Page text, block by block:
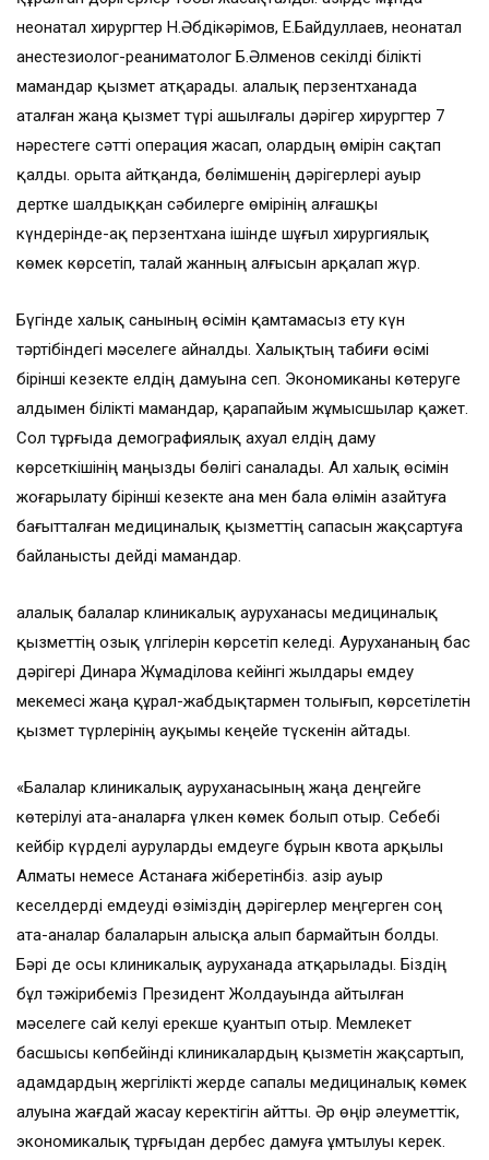
неонатал хирургтер Н.Әбдікәрімов, Е.Байдуллаев, неонатал
анестезиолог-реаниматолог Б.Әлменов секілді білікті
мамандар қызмет атқарады. Қалалық перзентханада
аталған жаңа қызмет түрі ашылғалы дәрігер хирургтер 7
нәрестеге сәтті операция жасап, олардың өмірін сақтап
қалды. Қорыта айтқанда, бөлімшенің дәрігерлері ауыр
дертке шалдыққан сәбилерге өмірінің алғашқы
күндерінде-ақ перзентхана ішінде шұғыл хирургиялық
көмек көрсетіп, талай жанның алғысын арқалап жүр.
Бүгінде халық санының өсімін қамта­масыз ету күн
тәртібіндегі мәселеге айнал­ды. Халықтың табиғи өсімі
бірінші кезекте елдің дамуына сеп. Экономиканы көтеруге
алдымен білікті мамандар, қара­пайым жұмысшылар қажет.
Сол тұрғы­да демографиялық ахуал елдің даму
көрсеткішінің маңызды бөлігі саналады. Ал халық өсімін
жоғарылату бірінші ке­зекте ана мен бала өлімін азайтуға
бағыт­талған медициналық қызметтің сапасын жақсартуға
байланысты дейді мамандар.
Қалалық балалар клиникалық ауруханасы медициналық
қызметтің озық үлгілерін көрсетіп келеді. Аурухананың бас
дәрігері Динара Жұмаділова кейінгі жылдары емдеу
мекемесі жаңа құрал-жабдықтармен толығып, көрсетілетін
қызмет түрлерінің ауқымы кеңейе түскенін айтады.
«Балалар клиникалық ауруханасының жаңа деңгейге
көтерілуі ата-аналарға үлкен көмек болып отыр. Себебі
кейбір күрделі ауруларды емдеуге бұрын квота арқылы
Алматы немесе Астанаға жіберетінбіз. Қазір ауыр
кеселдерді емдеуді өзіміздің дәрігерлер меңгерген соң
ата-аналар балаларын алысқа алып бармайтын болды.
Бәрі де осы клиникалық ауруханада атқарылады. Біздің
бұл тәжірибеміз Президент Жол­дауында айтылған
мәселеге сай келуі ерекше қуантып отыр. Мемлекет
басшысы көпбейінді клиникалардың қызметін жақсартып,
адамдардың жергілікті жерде сапалы медициналық көмек
алуына жағдай жасау керектігін айтты. Әр өңір әлеуметтік,
экономикалық тұрғыдан дербес дамуға ұмтылуы керек.